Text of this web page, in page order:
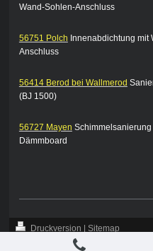
Wand-Sohlen-Anschluss
56751 Polch Innenabdichtung mit
Anschluss
56414 Berod bei Wallmerod
(BJ 1500)
56727 Mayen Schimmelsanierung
Dämmboard
Druckversion | Sitemap
BiCH - Abdichtung